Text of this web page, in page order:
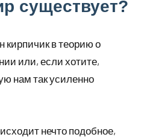
существует?
кирпичик в теорию о
или, если хотите,
нам так усиленно
нечто подобное,